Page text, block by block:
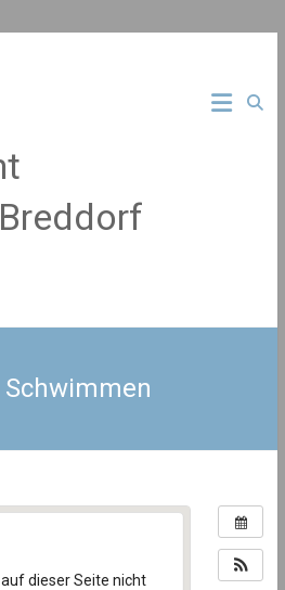
dieser Seite nicht